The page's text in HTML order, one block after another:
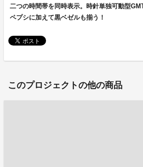
二つの時間帯を同時表示。時針単独可動型
ペプシに加えて黒ベゼルも揃う！
このプロジェクトの他の商品